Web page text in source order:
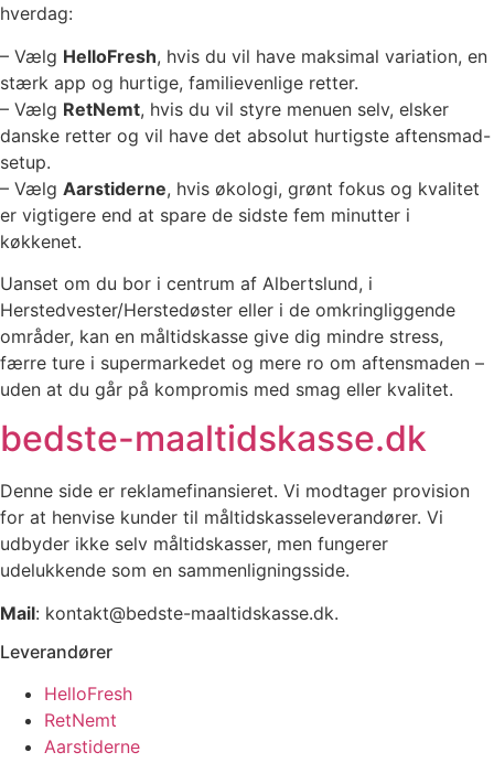
hverdag:
– Vælg HelloFresh, hvis du vil have maksimal variation, en
stærk app og hurtige, familievenlige retter.
– Vælg RetNemt, hvis du vil styre menuen selv, elsker
danske retter og vil have det absolut hurtigste aftensmad-
setup.
– Vælg Aarstiderne, hvis økologi, grønt fokus og kvalitet
er vigtigere end at spare de sidste fem minutter i
køkkenet.
Uanset om du bor i centrum af Albertslund, i
Herstedvester/Herstedøster eller i de omkringliggende
områder, kan en måltidskasse give dig mindre stress,
færre ture i supermarkedet og mere ro om aftensmaden –
uden at du går på kompromis med smag eller kvalitet.
bedste-maaltidskasse.dk
Denne side er reklamefinansieret. Vi modtager provision
for at henvise kunder til måltidskasseleverandører. Vi
udbyder ikke selv måltidskasser, men fungerer
udelukkende som en sammenligningsside.
Mail: kontakt@bedste-maaltidskasse.dk.
Leverandører
HelloFresh
RetNemt
Aarstiderne